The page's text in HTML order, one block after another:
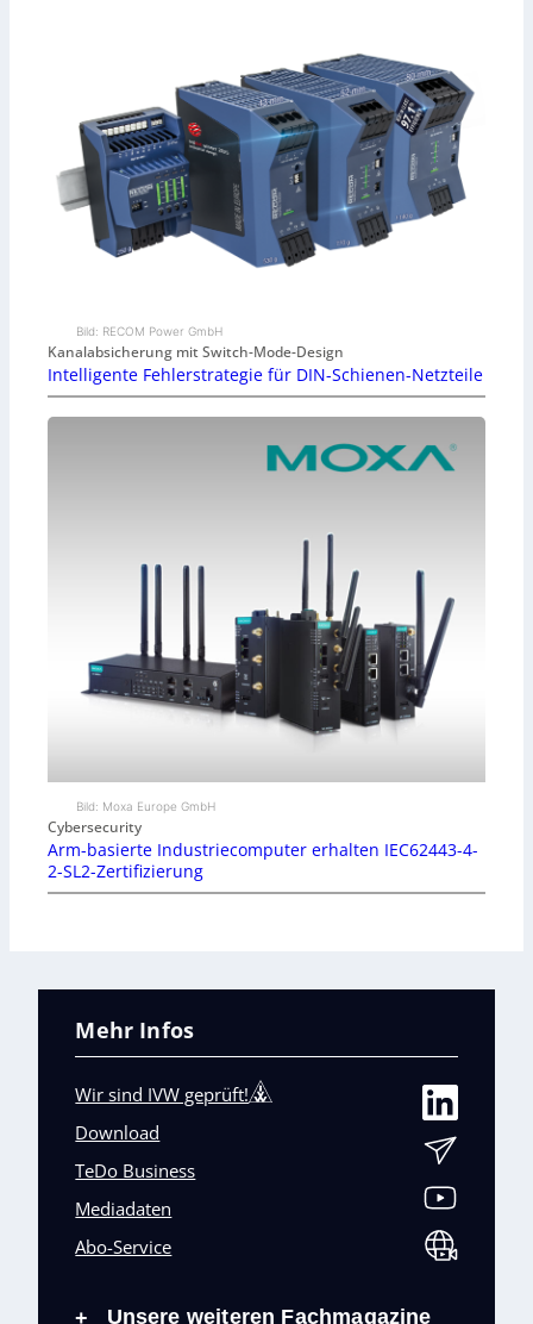
Bild: RECOM Power GmbH
Kanalabsicherung mit Switch-Mode-Design
Intelligente Fehlerstrategie für DIN-Schienen-Netzteile
Bild: Moxa Europe GmbH
Cybersecurity
Arm-basierte Industriecomputer erhalten IEC62443-4-
2-SL2-Zertifizierung
Mehr Infos
Wir sind IVW geprüft!
Download
TeDo Business
Mediadaten
Abo-Service
+ Unsere weiteren Fachmagazine